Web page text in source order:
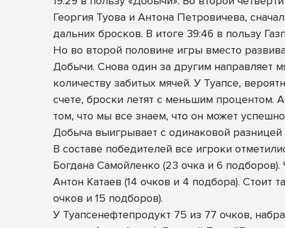
Георгия Туова и Антона Петровичева,
дальних бросков. В итоге 39:46 в пользу
Но во второй половине игры вместо
Добычи. Снова один за другим направляет
количеству забитых мячей. У Туапсе,
счете, броски летят с меньшим процентом.
том, что мы все знаем, что он может
Добыча выигрывает с одинаковой
В составе победителей все игроки
Богдана Самойленко (23 очка и 6
Антон Катаев (14 очков и 4 подбора). Стоит
очков и 15 подборов).
У Туапсенефтепродукт 75 из 77 очков,